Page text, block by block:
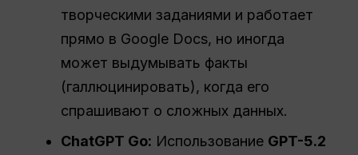
творческими заданиями и работает
прямо в Google Docs, но иногда
может выдумывать факты
(галлюцинировать), когда его
спрашивают о сложных данных.
ChatGPT Go: Использование GPT-5.2